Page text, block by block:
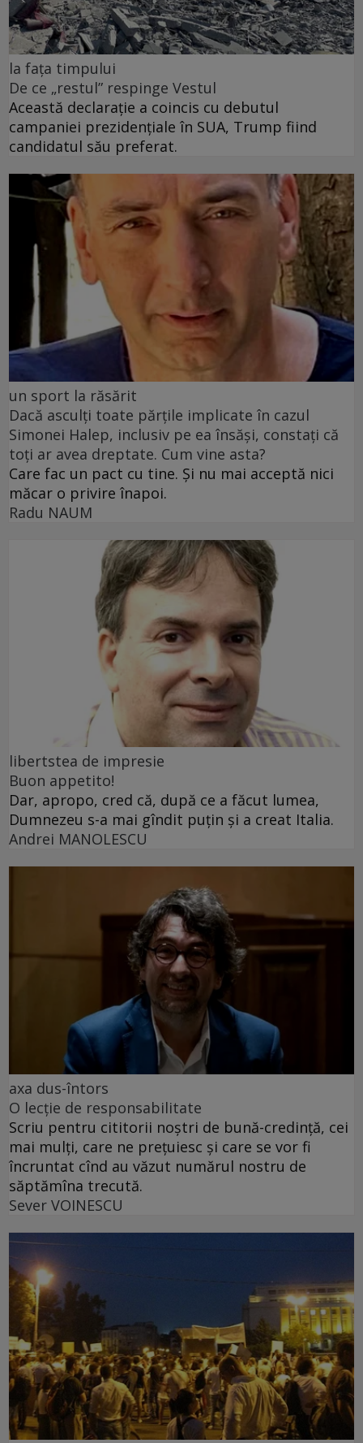
la fața timpului
De ce „restul” respinge Vestul
Această declarație a coincis cu debutul
campaniei prezidențiale în SUA, Trump fiind
candidatul său preferat.
un sport la răsărit
Dacă asculți toate părțile implicate în cazul
Simonei Halep, inclusiv pe ea însăși, constați că
toți ar avea dreptate. Cum vine asta?
Care fac un pact cu tine. Și nu mai acceptă nici
măcar o privire înapoi.
Radu NAUM
libertstea de impresie
Buon appetito!
Dar, apropo, cred că, după ce a făcut lumea,
Dumnezeu s-a mai gîndit puțin și a creat Italia.
Andrei MANOLESCU
axa dus-întors
O lecție de responsabilitate
Scriu pentru cititorii noștri de bună-credință, cei
mai mulți, care ne prețuiesc și care se vor fi
încruntat cînd au văzut numărul nostru de
săptămîna trecută.
Sever VOINESCU